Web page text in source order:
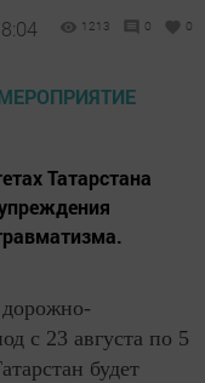
1213 0 0
Татарстана
с 23 августа по 5
будет